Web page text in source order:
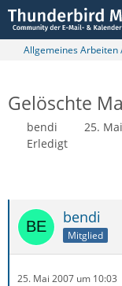
Allgemeines Arbeiten
Gelöschte
bendi 25.
Erledigt
bendi
Mitglied
25. Mai 2007 um 10:03